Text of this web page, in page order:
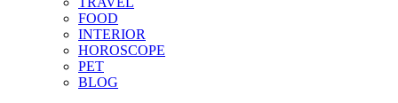
FOOD
INTERIOR
HOROSCOPE
PET
BLOG